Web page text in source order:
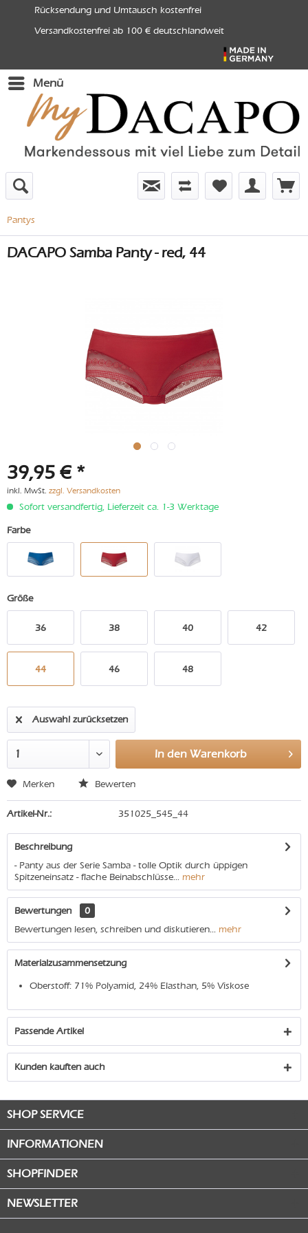
Rücksendung und Umtausch kostenfrei
Versandkostenfrei ab 100 € deutschlandweit
Menü
Pantys
DACAPO Samba Panty - red, 44
39,95 € *
inkl. MwSt. zzgl. Versandkosten
Sofort versandfertig, Lieferzeit ca. 1-3 Werktage
Farbe
Größe
36 38 40 42
44 46 48
Auswahl zurücksetzen
In den Warenkorb
Merken Bewerten
Artikel-Nr.: 351025_545_44
Beschreibung
- Panty aus der Serie Samba - tolle Optik durch üppigen
Spitzeneinsatz - flache Beinabschlüsse... mehr
Bewertungen
0
Bewertungen lesen, schreiben und diskutieren... mehr
Materialzusammensetzung
Oberstoff: 71% Polyamid, 24% Elasthan, 5% Viskose
Passende Artikel
Kunden kauften auch
SHOP SERVICE
INFORMATIONEN
SHOPFINDER
NEWSLETTER